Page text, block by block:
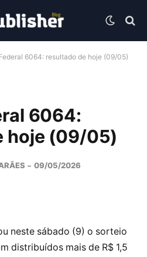
6064: resultado de hoje (09/05)
6064:
hoje (09/05)
09/05/2026
neste sábado (9) o sorteio
distribuídos mais de R$ 1,5